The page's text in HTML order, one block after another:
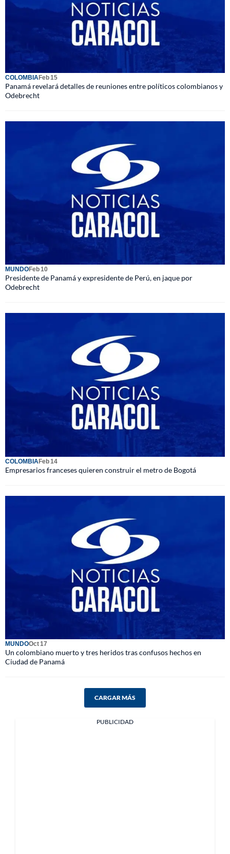
COLOMBIAFeb 15
Panamá revelará detalles de reuniones entre políticos colombianos y
Odebrecht
MUNDOFeb 10
Presidente de Panamá y expresidente de Perú, en jaque por
Odebrecht
COLOMBIAFeb 14
Empresarios franceses quieren construir el metro de Bogotá
MUNDOOct 17
Un colombiano muerto y tres heridos tras confusos hechos en
Ciudad de Panamá
CARGAR MÁS
PUBLICIDAD